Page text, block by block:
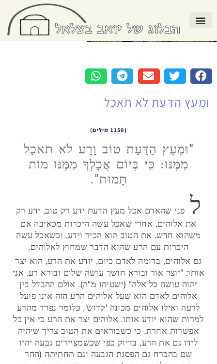
וּמֵעֵץ הַדַּעַת לֹא תֹאכַל
(1150 מילים)
"וּמֵעֵץ הַדַּעַת טוֹב וָרָע לֹא תֹאכַל
מִמֶּנּוּ: כִּי בְּיוֹם אֲכָלְךָ מִמֶּנּוּ מוֹת
תָּמוּת".
ל פני שהאדם אכל מעץ הדעת ידע רק טוב, ידע רק
את אלוהים. אחרי שאכל עשה היכרות מכאיבה אם
משהוא חדש. את הטוב הוא הכיר וידע, וכשאכל עשה
היכרות עם הרע שהוא הדבר שמחוץ לאלוהים.
גם אלוהים, בדומה לאדם כיום, יודע את הרע, הוא יצר
אותו: "יוצר אור ובורא חושך עושה שלום ובורא רע. אני
יהוה עושה כל אלה" (ישעיהו מ"ה). אולם ההבדל בין
אלוהים לאדם הוא שעל אלוהים הרע הזה אינו פועל
לרעה ואילו אלוהים מכונה 'קדוש', כלומר נפרד מהרע
למרות שהוא יודע אותו. אלוהים יצר את הרע כי אין כל
אפשרות אחרת. כי כשבוראים את הטוב צריך שיהיה
לידו גם את הרע, בדיוק כפי שכשמציירים גבעה יהיו
שם בהכרח גם הפסגת הגבעה וגם תחתיתה (ההר